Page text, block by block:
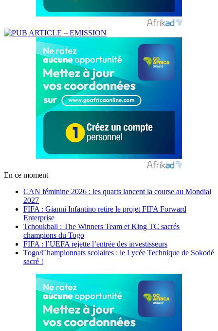
En ce moment
CAN féminine 2026 : les quarts lancent la course au Mondial
2027
FIFA : Gianni Infantino retire le projet FIFA Forward
Enterprise
Tchoukball : The Winners Team et King TC sacrés
champions du Togo
FIFA : l’UEFA rejette l’entrée des investisseurs
Togo/Championnats scolaires : le Lycée Technique de Sokodé
sacré !